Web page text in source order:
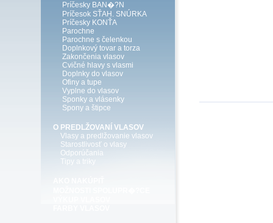
Príčesky BAN�?N
Príčesok SŤAH. SNÚRKA
Príčesky KONŤA
Parochne
Parochne s čelenkou
Doplnkový tovar a torza
Zakončenia vlasov
Cvičné hlavy s vlasmi
Doplnky do vlasov
Ofiny a tupe
Vyplne do vlasov
Sponky a vlásenky
Spony a štipce
O PREDLŽOVANÍ VLASOV
Vlasy a predlžovanie vlasov
Starostlivosť o vlasy
Odporúčania
Tipy a triky